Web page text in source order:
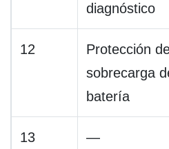
diagnóstico
12
Protección
sobrecarga
batería
13 —